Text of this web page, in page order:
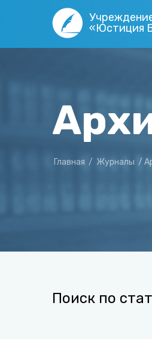
«Юстиция
Главная / Журналы /
Поиск по